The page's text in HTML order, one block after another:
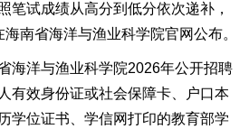
笔试成绩从高分到低分依次递补，
南省海洋与渔业科学院官网公布。
海洋与渔业科学院2026年公开招聘
有效身份证或社会保障卡、户口本
学位证书、学信网打印的教育部学